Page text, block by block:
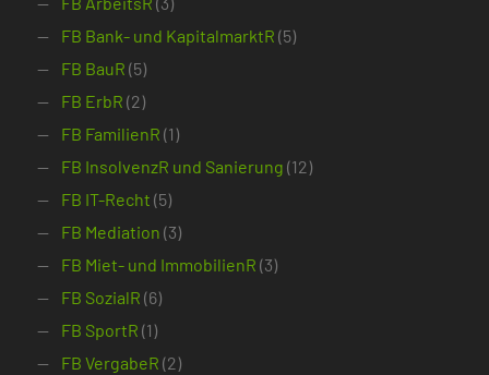
FB Bank- und KapitalmarktR (5)
FB BauR (5)
FB ErbR (2)
FB FamilienR (1)
FB InsolvenzR und Sanierung (12)
FB IT-Recht (5)
FB Mediation (3)
FB Miet- und ImmobilienR (3)
FB SozialR (6)
FB SportR (1)
FB VergabeR (2)